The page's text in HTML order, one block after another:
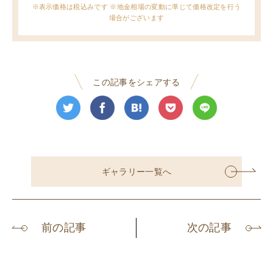
※表示価格は税込みです ※地金相場の変動に準じて価格改定を行う
場合がございます
この記事をシェアする
ギャラリー一覧へ
前の記事 次の記事